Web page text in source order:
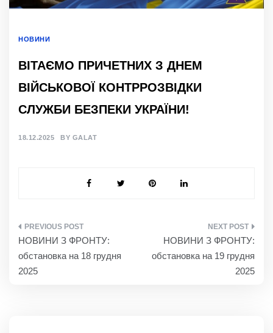
НОВИНИ
ВІТАЄМО ПРИЧЕТНИХ З ДНЕМ
ВІЙСЬКОВОЇ КОНТРРОЗВІДКИ
СЛУЖБИ БЕЗПЕКИ УКРАЇНИ!
18.12.2025 BY GALAT
НАВІГАЦІЯ
ЗАПИСІВ
НОВИНИ З ФРОНТУ:
обстановка на 18 грудня
2025
НОВИНИ З ФРОНТУ:
обстановка на 19 грудня
2025